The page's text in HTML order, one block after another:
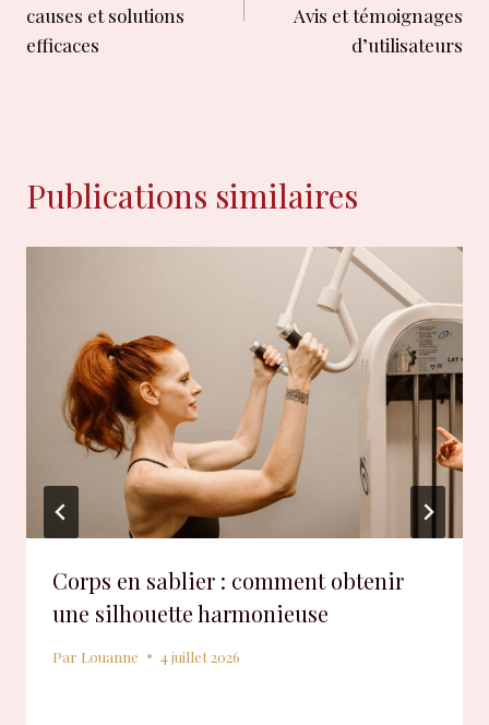
l’article
causes et solutions
efficaces
Avis et témoignages
d’utilisateurs
Publications similaires
Corps en sablier : comment obtenir
une silhouette harmonieuse
Par Louanne 4 juillet 2026